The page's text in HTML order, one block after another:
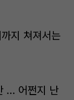
지 쳐져서는
... 어쩐지 난